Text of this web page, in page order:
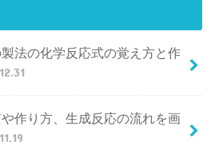
製法の化学反応式の覚え方と作
作り方、生成反応の流れを画